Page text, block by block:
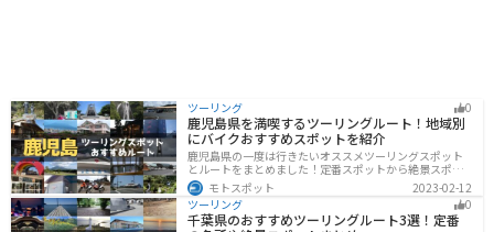
ツーリング 0
鹿児島県を満喫するツーリングルート！地域別
にバイクおすすめスポットを紹介
鹿児島県の一度は行きたいオススメツーリングスポット
とルートをまとめました！定番スポットから絶景スポッ
ト、温泉、山、海、グルメなど様々なジャンルで楽しめ
ます。バイクで鹿児島ツーリングに行こうと思っている
人は、参考にしてください。
モトスポット
2023-02-12
ツーリング
0
千葉県のおすすめツーリングルート3選！定番